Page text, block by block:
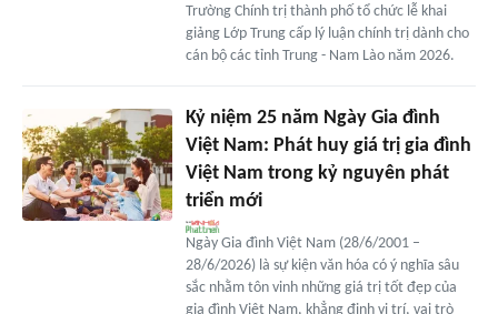
Trường Chính trị thành phố tổ chức lễ khai
giảng Lớp Trung cấp lý luận chính trị dành cho
cán bộ các tỉnh Trung - Nam Lào năm 2026.
Kỷ niệm 25 năm Ngày Gia đình
Việt Nam: Phát huy giá trị gia đình
Việt Nam trong kỷ nguyên phát
triển mới
Ngày Gia đình Việt Nam (28/6/2001 –
28/6/2026) là sự kiện văn hóa có ý nghĩa sâu
sắc nhằm tôn vinh những giá trị tốt đẹp của
gia đình Việt Nam, khẳng định vị trí, vai trò